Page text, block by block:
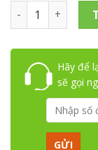
Sofa Khung Sắt
Hãy để
sẽ gọi